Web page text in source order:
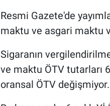
Resmi Gazete'de
maktu ve asgari maktu
Sigaranın
ve maktu ÖTV tutarları
oransal ÖTV değişmiyor.